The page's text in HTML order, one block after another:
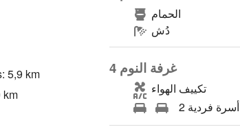
5,9 km
km
الحمام
دُش
غرفة النوم 4
تكييف الهواء
2 أسرة فردية